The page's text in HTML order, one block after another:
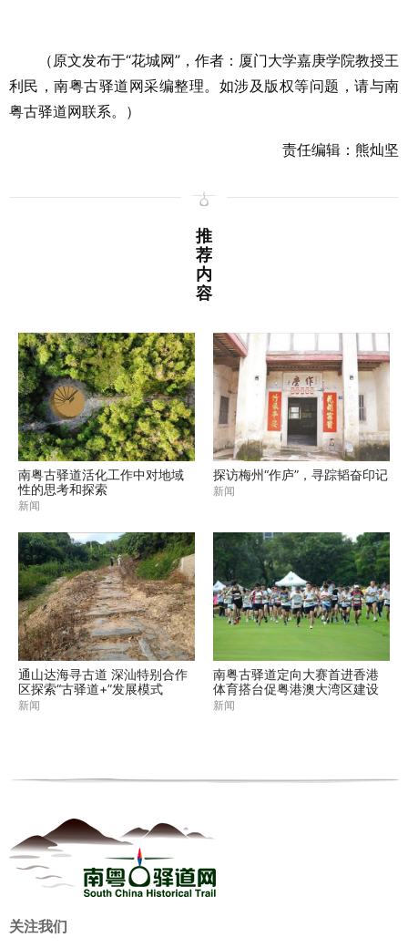
（原文发布于“花城网”，作者：厦门大学嘉庚学院教授王
利民，南粤古驿道网采编整理。如涉及版权等问题，请与南
粤古驿道网联系。）
责任编辑：熊灿坚
推
荐
内
容
南粤古驿道活化工作中对地域
性的思考和探索
新闻
探访梅州“作庐”，寻踪韬奋印记
新闻
通山达海寻古道 深汕特别合作
区探索“古驿道+”发展模式
新闻
南粤古驿道定向大赛首进香港
体育搭台促粤港澳大湾区建设
新闻
关注我们